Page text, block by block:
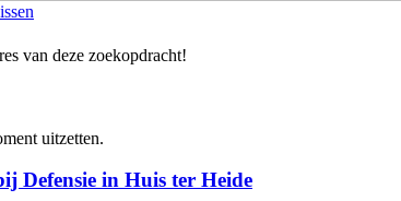
van deze zoekopdracht!
uitzetten.
Defensie in Huis ter Heide